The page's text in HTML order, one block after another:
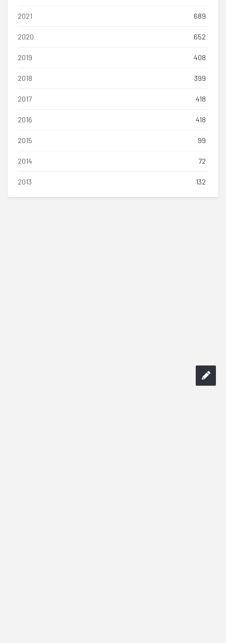
2021 689
2020 652
2019 408
2018 399
2017 418
2016 418
2015 99
2014 72
2013 132